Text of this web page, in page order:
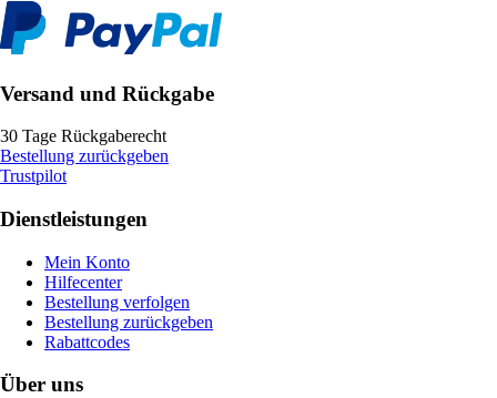
Versand und Rückgabe
30 Tage Rückgaberecht
Bestellung zurückgeben
Trustpilot
Dienstleistungen
Mein Konto
Hilfecenter
Bestellung verfolgen
Bestellung zurückgeben
Rabattcodes
Über uns